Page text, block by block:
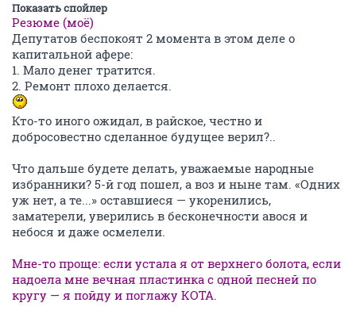
Показать спойлер
Резюме (моё)
Депутатов беспокоят 2 момента в этом деле о
капитальной афере:
1. Мало денег тратится.
2. Ремонт плохо делается.
Кто-то иного ожидал, в райское, честно и
добросовестно сделанное будущее верил?..
Что дальше будете делать, уважаемые народные
избранники? 5-й год пошел, а воз и ныне там. «Одних
уж нет, а те...» оставшиеся — укоренились,
заматерели, уверились в бесконечности авося и
небося и даже осмелели.
Мне-то проще: если устала я от верхнего болота, если
надоела мне вечная пластинка с одной песней по
кругу — я пойду и поглажу КОТА.